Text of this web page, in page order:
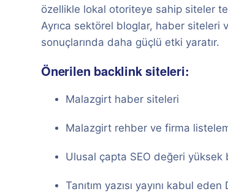
özellikle lokal otoriteye sahip siteler
Ayrıca sektörel bloglar, haber
sonuçlarında daha güçlü etki yaratır.
Önerilen backlink siteleri:
Malazgirt haber siteleri
Malazgirt rehber ve firma
Ulusal çapta SEO değeri yüksek
Tanıtım yazısı yayını kabul